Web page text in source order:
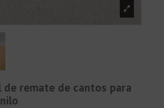
de remate de cantos para